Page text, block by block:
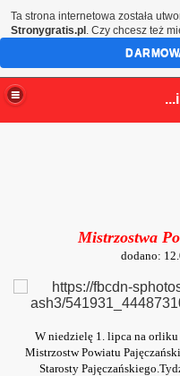
Mistrzostwa
dodano:
W niedzielę 1. lipca na orliku
Mistrzostw Powiatu
Starosty
Ta strona internetowa została
Stronygratis.pl . Czy chcesz też